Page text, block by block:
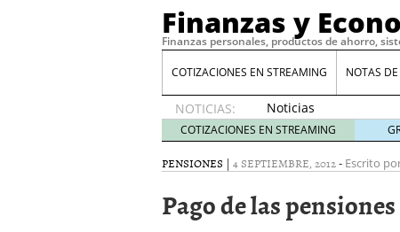
Finanzas y
Finanzas personales, productos de ahorro,
COTIZACIONES EN STREAMING NOTAS
NOTICIAS:
Noticias
de XRP
por qué
las
whales
COTIZACIONES EN STREAMING
PENSIONES | 4 SEPTIEMBRE, 2012- Escrito
Pago de las